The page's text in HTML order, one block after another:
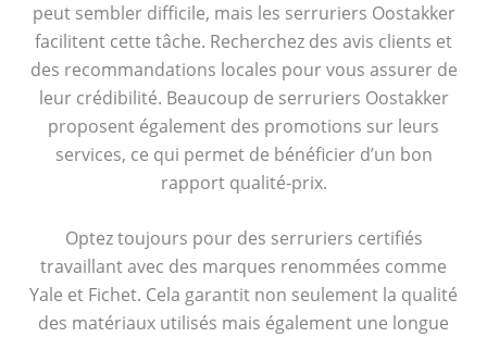
peut sembler difficile, mais les serruriers Oostakker
facilitent cette tâche. Recherchez des avis clients et
des recommandations locales pour vous assurer de
leur crédibilité. Beaucoup de serruriers Oostakker
proposent également des promotions sur leurs
services, ce qui permet de bénéficier d’un bon
rapport qualité-prix.
Optez toujours pour des serruriers certifiés
travaillant avec des marques renommées comme
Yale et Fichet. Cela garantit non seulement la qualité
des matériaux utilisés mais également une longue